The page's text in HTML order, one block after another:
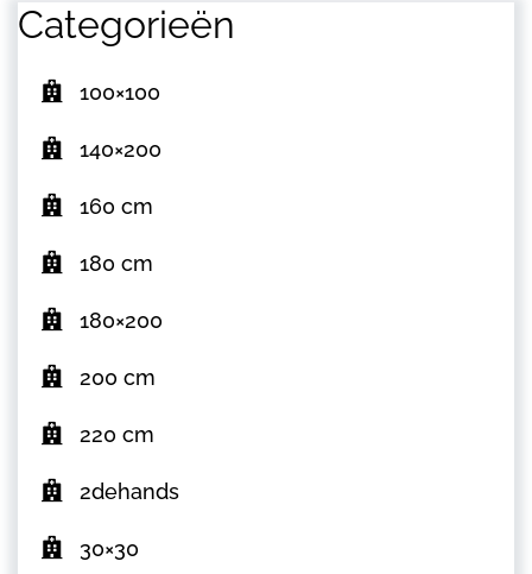
Categorieën
100×100
140×200
160 cm
180 cm
180×200
200 cm
220 cm
2dehands
30×30